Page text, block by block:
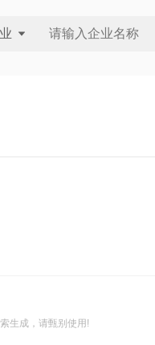
生成，请甄别使用!